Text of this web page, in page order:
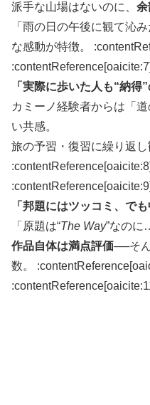
派手な山場はないのに、 余
「雨の日の午後に観て沁
な感動が特徴。
「実際に歩いた人も“納得
カミーノ経験者からは「
い共感。
旅の予習・復習に繰り返し
「邦題にはツッコミ、で
「原題は“The Way”なのに
作品自体は満点評価──そ
数。